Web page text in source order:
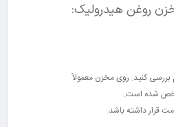
روغن هیدرولیک:
کنید. روی مخزن معمولاً
شده است.
قرار داشته باشد.